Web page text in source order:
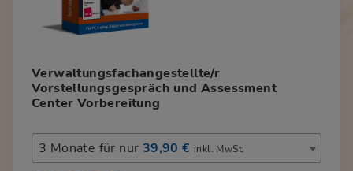
Verwaltungsfachangestellte/r
Vorstellungsgespräch und Assessment
Center Vorbereitung
3 Monate für nur 39,90 € inkl. MwSt.